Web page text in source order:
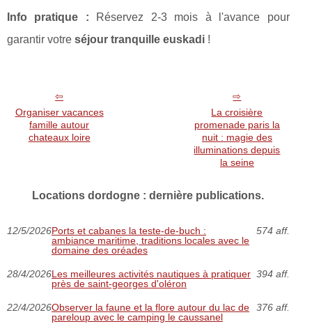
Info pratique : Réservez 2-3 mois à l'avance pour
garantir votre séjour tranquille euskadi !
Organiser vacances
famille autour
chateaux loire
La croisière
promenade paris la
nuit : magie des
illuminations depuis
la seine
Locations dordogne : dernière publications.
12/5/2026Ports et cabanes la teste-de-buch :
ambiance maritime, traditions locales avec le
domaine des oréades
574 aff.
28/4/2026Les meilleures activités nautiques à pratiquer
près de saint-georges d'oléron
394 aff.
22/4/2026Observer la faune et la flore autour du lac de
pareloup avec le camping le caussanel
376 aff.